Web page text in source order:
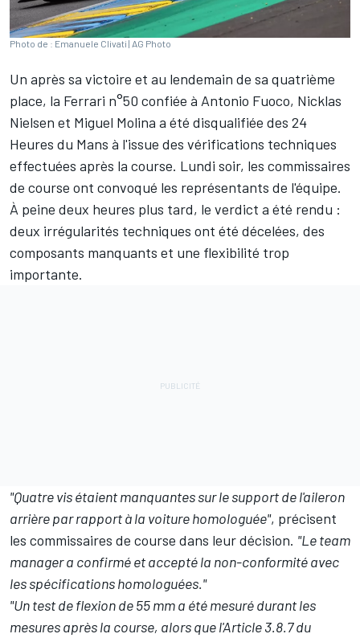
Photo de : Emanuele Clivati | AG Photo
Un après sa victoire et au lendemain de sa quatrième
place, la Ferrari n°50 confiée à Antonio Fuoco, Nicklas
Nielsen et Miguel Molina a été disqualifiée des 24
Heures du Mans à l'issue des vérifications techniques
effectuées après la course. Lundi soir, les commissaires
de course ont convoqué les représentants de l'équipe.
À peine deux heures plus tard, le verdict a été rendu :
deux irrégularités techniques ont été décelées, des
composants manquants et une flexibilité trop
importante.
"Quatre vis étaient manquantes sur le support de l'aileron
arrière par rapport à la voiture homologuée", précisent
les commissaires de course dans leur décision. "Le team
manager a confirmé et accepté la non-conformité avec
les spécifications homologuées."
"Un test de flexion de 55 mm a été mesuré durant les
mesures après la course, alors que l'Article 3.8.7 du